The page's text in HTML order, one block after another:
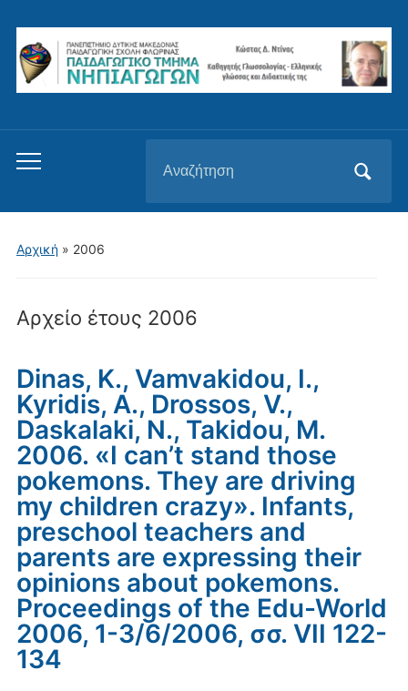
Εναλλαγή
μενού
για
για:
Αρχική» 2006
Αρχείο έτους 2006
Dinas, K., Vamvakidou, I.,
Kyridis, A., Drossos, V.,
Daskalaki, N., Takidou, M.
2006. «I can’t stand those
pokemons. They are driving
my children crazy». Infants,
preschool teachers and
parents are expressing their
opinions about pokemons.
Proceedings of the Edu-World
2006, 1-3/6/2006, σσ. VII 122-
134